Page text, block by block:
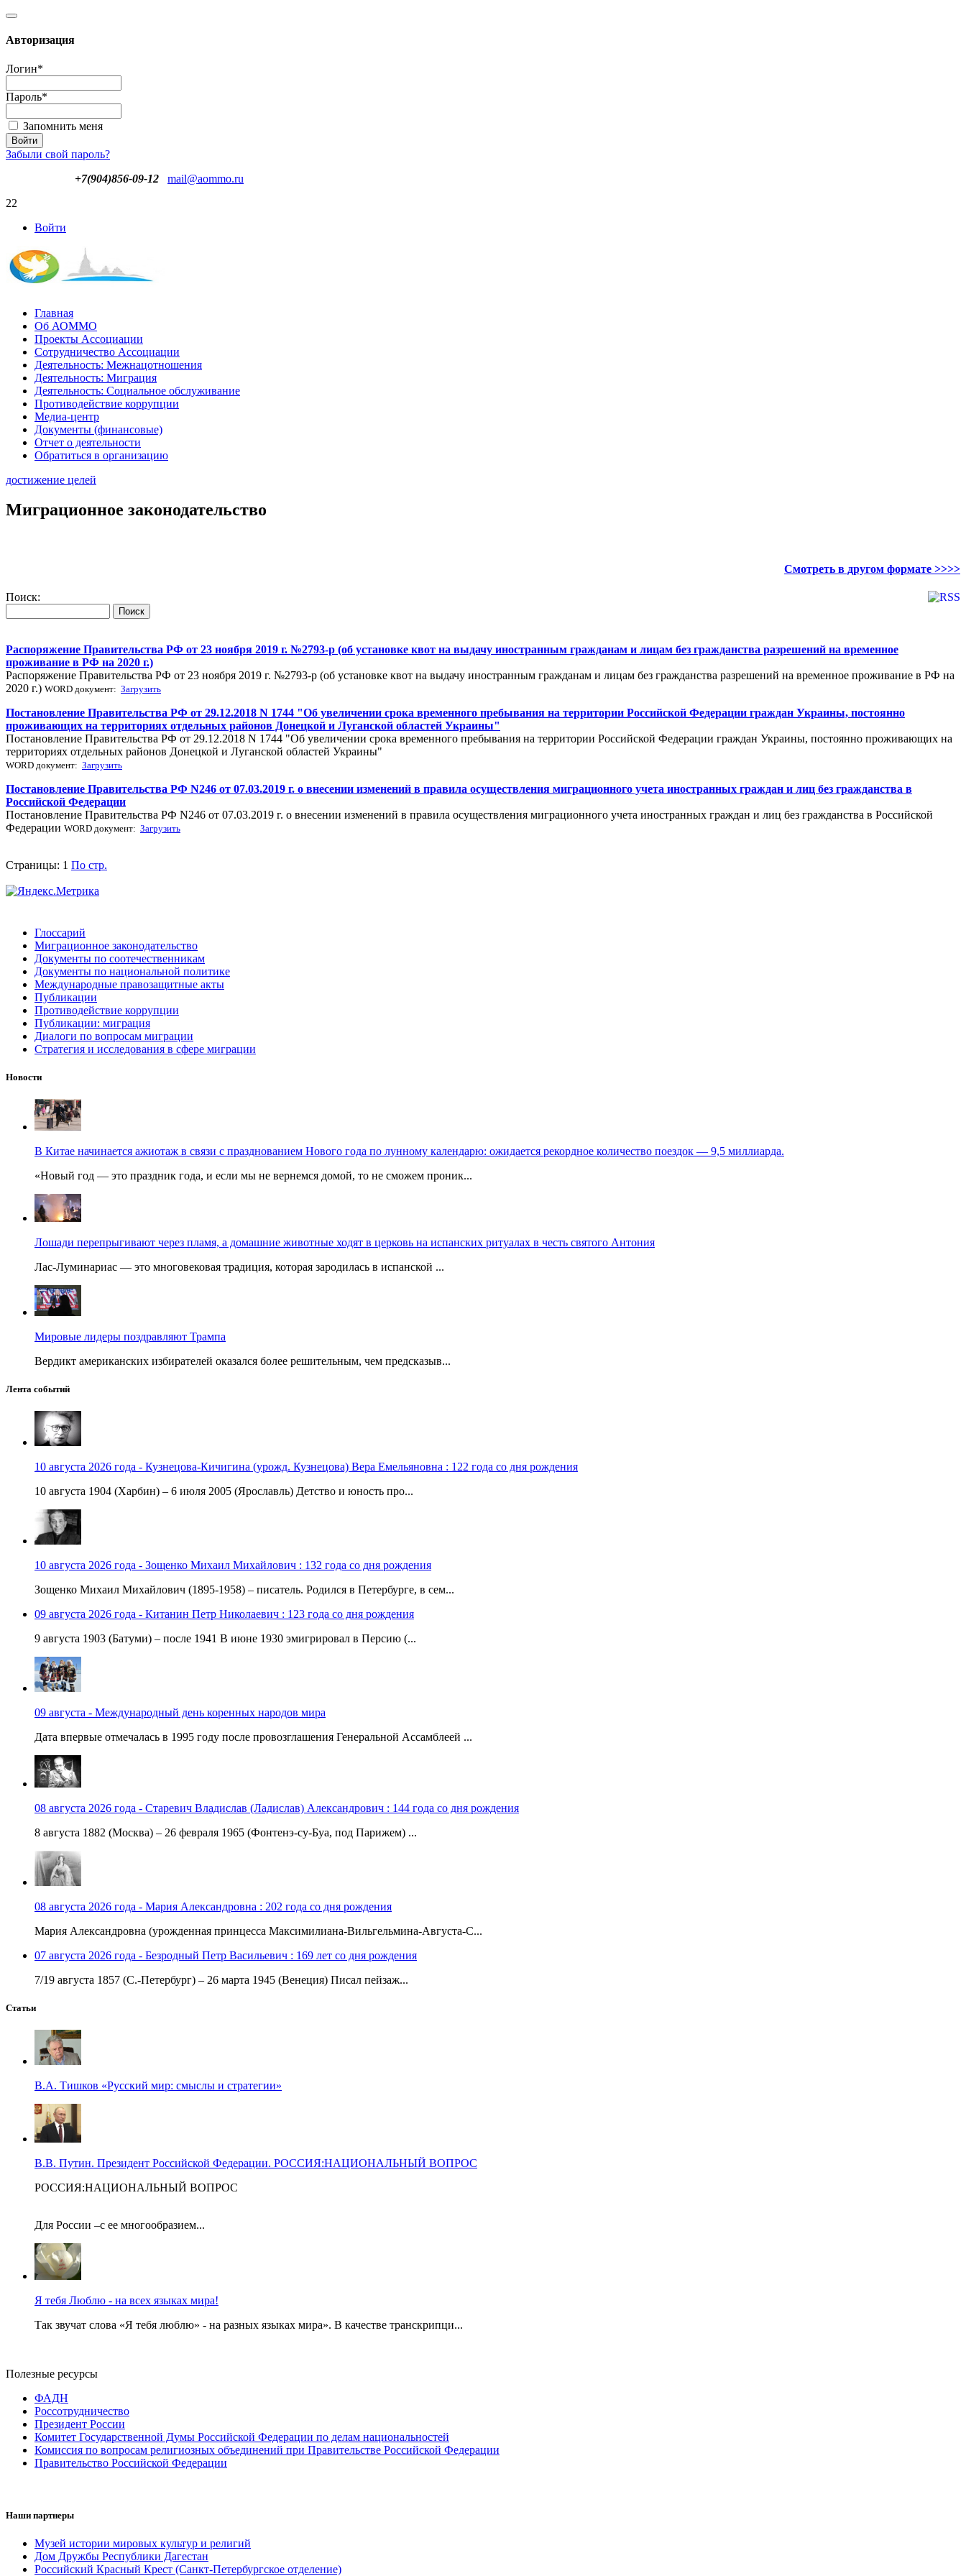
Авторизация
Логин*
Пароль*
Запомнить меня
Забыли свой пароль?
+7(904)856-09-12
mail@aommo.ru
22
Войти
Главная
Об АОММО
Проекты Ассоциации
Сотрудничество Ассоциации
Деятельность: Межнацотношения
Деятельность: Миграция
Деятельность: Социальное обслуживание
Противодействие коррупции
Медиа-центр
Документы (финансовые)
Отчет о деятельности
Обратиться в организацию
достижение целей
Миграционное законодательство
Смотреть в другом формате >>>>
Поиск:
Распоряжение Правительства РФ от 23 ноября 2019 г. №2793-р (об установке квот на выдачу иностранным гражданам и лицам без гражданства разрешений на временное
проживание в РФ на 2020 г.)
Распоряжение Правительства РФ от 23 ноября 2019 г. №2793-р (об установке квот на выдачу иностранным гражданам и лицам без гражданства разрешений на временное проживание в РФ на
2020 г.) WORD документ: Загрузить
Постановление Правительства РФ от 29.12.2018 N 1744 "Об увеличении срока временного пребывания на территории Российской Федерации граждан Украины, постоянно
проживающих на территориях отдельных районов Донецкой и Луганской областей Украины"
Постановление Правительства РФ от 29.12.2018 N 1744 "Об увеличении срока временного пребывания на территории Российской Федерации граждан Украины, постоянно проживающих на
территориях отдельных районов Донецкой и Луганской областей Украины"
WORD документ: Загрузить
Постановление Правительства РФ N246 от 07.03.2019 г. о внесении изменений в правила осуществления миграционного учета иностранных граждан и лиц без гражданства в
Российской Федерации
Постановление Правительства РФ N246 от 07.03.2019 г. о внесении изменений в правила осуществления миграционного учета иностранных граждан и лиц без гражданства в Российской
Федерации WORD документ: Загрузить
Страницы: 1 По стр.
Глоссарий
Миграционное законодательство
Документы по соотечественникам
Документы по национальной политике
Международные правозащитные акты
Публикации
Противодействие коррупции
Публикации: миграция
Диалоги по вопросам миграции
Стратегия и исследования в сфере миграции
Новости
В Китае начинается ажиотаж в связи с празднованием Нового года по лунному календарю: ожидается рекордное количество поездок — 9,5 миллиарда.
«Новый год — это праздник года, и если мы не вернемся домой, то не сможем проник...
Лошади перепрыгивают через пламя, а домашние животные ходят в церковь на испанских ритуалах в честь святого Антония
Лас-Луминариас — это многовековая традиция, которая зародилась в испанской ...
Мировые лидеры поздравляют Трампа
Вердикт американских избирателей оказался более решительным, чем предсказыв...
Лента событий
10 августа 2026 года - Кузнецова-Кичигина (урожд. Кузнецова) Вера Емельяновна : 122 года со дня рождения
10 августа 1904 (Харбин) – 6 июля 2005 (Ярославль) Детство и юность про...
10 августа 2026 года - Зощенко Михаил Михайлович : 132 года со дня рождения
Зощенко Михаил Михайлович (1895-1958) – писатель. Родился в Петербурге, в сем...
09 августа 2026 года - Китанин Петр Николаевич : 123 года со дня рождения
9 августа 1903 (Батуми) – после 1941 В июне 1930 эмигрировал в Персию (...
09 августа - Международный день коренных народов мира
Дата впервые отмечалась в 1995 году после провозглашения Генеральной Ассамблеей ...
08 августа 2026 года - Старевич Владислав (Ладислав) Александрович : 144 года со дня рождения
8 августа 1882 (Москва) – 26 февраля 1965 (Фонтенэ-су-Буа, под Парижем) ...
08 августа 2026 года - Мария Александровна : 202 года со дня рождения
Мария Александровна (урожденная принцесса Максимилиана-Вильгельмина-Августа-С...
07 августа 2026 года - Безродный Петр Васильевич : 169 лет со дня рождения
7/19 августа 1857 (С.-Петербург) – 26 марта 1945 (Венеция) Писал пейзаж...
Статьи
В.А. Тишков «Русский мир: смыслы и стратегии»
В.В. Путин. Президент Российской Федерации. РОССИЯ:НАЦИОНАЛЬНЫЙ ВОПРОС
РОССИЯ:НАЦИОНАЛЬНЫЙ ВОПРОС
Для России –с ее многообразием...
Я тебя Люблю - на всех языках мира!
Так звучат слова «Я тебя люблю» - на разных языках мира». В качестве транскрипци...
Полезные ресурсы
ФАДН
Россотрудничество
Президент России
Комитет Государственной Думы Российской Федерации по делам национальностей
Комиссия по вопросам религиозных объединений при Правительстве Российской Федерации
Правительство Российской Федерации
Наши партнеры
Музей истории мировых культур и религий
Дом Дружбы Республики Дагестан
Российский Красный Крест (Санкт-Петербургское отделение)